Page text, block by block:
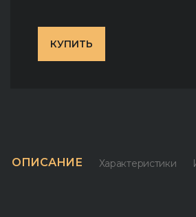
КУПИТЬ
ОПИСАНИЕ Характеристики